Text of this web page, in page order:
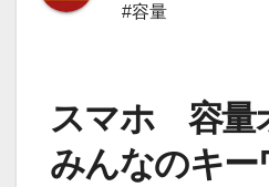
#容量
スマホ 容量
みんなのキー